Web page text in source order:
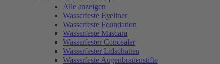
Alle anzeigen
Wasserfeste Eyeliner
Wasserfeste Foundation
Wasserfeste Mascara
Wasserfester Concealer
Wasserfester Lidschatten
Wasserfeste Augenbrauenstifte